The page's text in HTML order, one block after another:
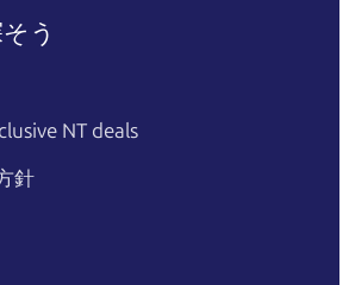
う
NT deals
針